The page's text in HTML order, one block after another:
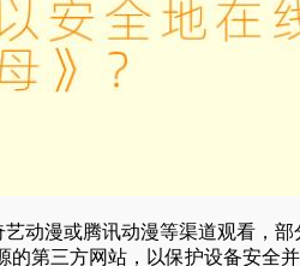
动漫或腾讯动漫等渠道观看，部
的第三方网站，以保护设备安全